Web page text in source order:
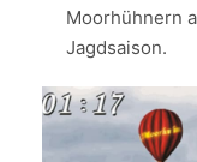
Moorhühnern
Jagdsaison.